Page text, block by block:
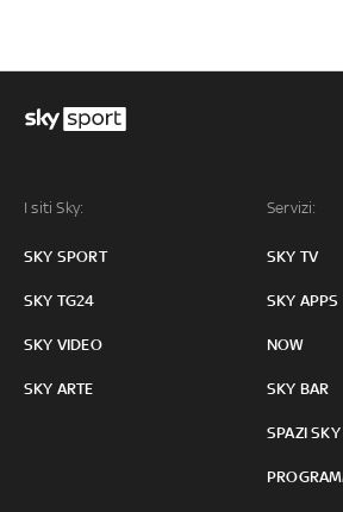
I siti Sky:
SKY SPORT
SKY TG24
SKY VIDEO
SKY ARTE
Servizi:
SKY TV
SKY APPS
NOW
SKY BAR
SPAZI SKY